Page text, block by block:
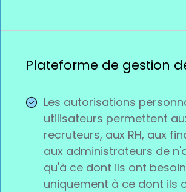
Plateforme de gestion
Les autorisations
utilisateurs permettent
recruteurs, aux RH, aux
aux administrateurs de
qu'à ce dont ils ont
uniquement à ce dont ils